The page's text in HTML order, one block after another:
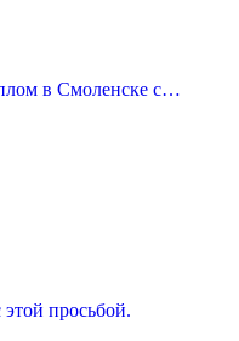
в Смоленске с…
просьбой.